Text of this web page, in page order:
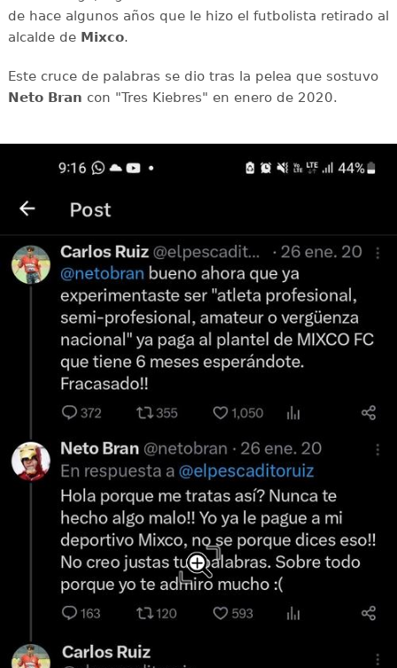
de hace algunos años que le hizo el futbolista retirado al
alcalde de Mixco.
Este cruce de palabras se dio tras la pelea que sostuvo
Neto Bran con "Tres Kiebres" en enero de 2020.